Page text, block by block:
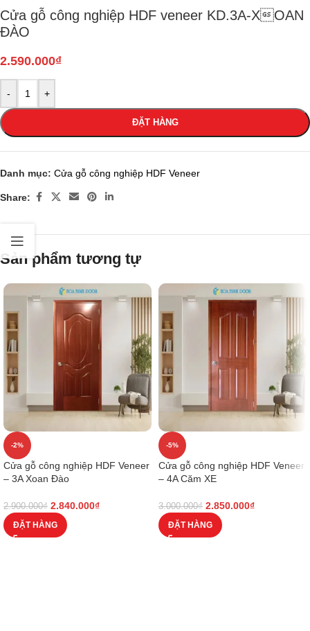
Cửa gỗ công nghiệp HDF veneer KD.3A-XOAN
ĐÀO
2.590.000₫
- +
ĐẶT HÀNG
Danh mục: Cửa gỗ công nghiệp HDF Veneer
Share:
Sản phẩm tương tự
-2%
Cửa gỗ công nghiệp HDF Veneer
– 3A Xoan Đào
2.900.000₫ 2.840.000₫
ĐẶT HÀNG
-5%
Cửa gỗ công nghiệp HDF Veneer
– 4A Căm XE
3.000.000₫ 2.850.000₫
ĐẶT HÀNG